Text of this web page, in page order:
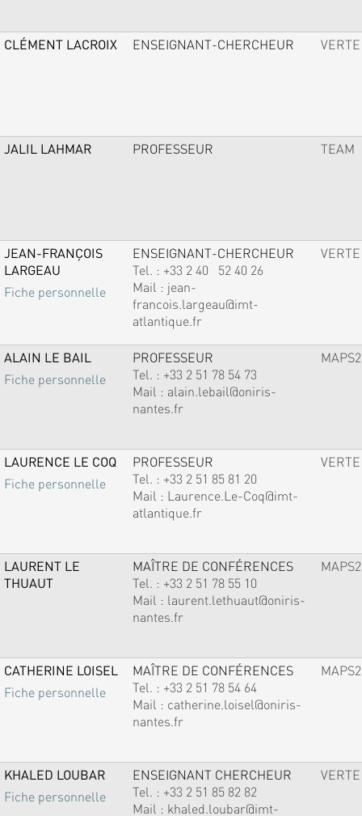
CLÉMENT LACROIX ENSEIGNANT-CHERCHEUR VERTE
JALIL LAHMAR PROFESSEUR TEAM
JEAN-FRANÇOIS
LARGEAU
Fiche personnelle
ENSEIGNANT-CHERCHEUR
Tel. : +33 2 40 52 40 26
Mail : jean-
francois.largeau@imt-
atlantique.fr
VERTE
ALAIN LE BAIL
Fiche personnelle
PROFESSEUR
Tel. : +33 2 51 78 54 73
Mail : alain.lebail@oniris-
nantes.fr
MAPS2
LAURENCE LE COQ
Fiche personnelle
PROFESSEUR
Tel. : +33 2 51 85 81 20
Mail : Laurence.Le-Coq@imt-
atlantique.fr
VERTE
LAURENT LE
THUAUT
MAÎTRE DE CONFÉRENCES
Tel. : +33 2 51 78 55 10
Mail : laurent.lethuaut@oniris-
nantes.fr
MAPS2
CATHERINE LOISEL
Fiche personnelle
MAÎTRE DE CONFÉRENCES
Tel. : +33 2 51 78 54 64
Mail : catherine.loisel@oniris-
nantes.fr
MAPS2
KHALED LOUBAR
Fiche personnelle
ENSEIGNANT CHERCHEUR
Tel. : +33 2 51 85 82 82
Mail : khaled.loubar@imt-
VERTE